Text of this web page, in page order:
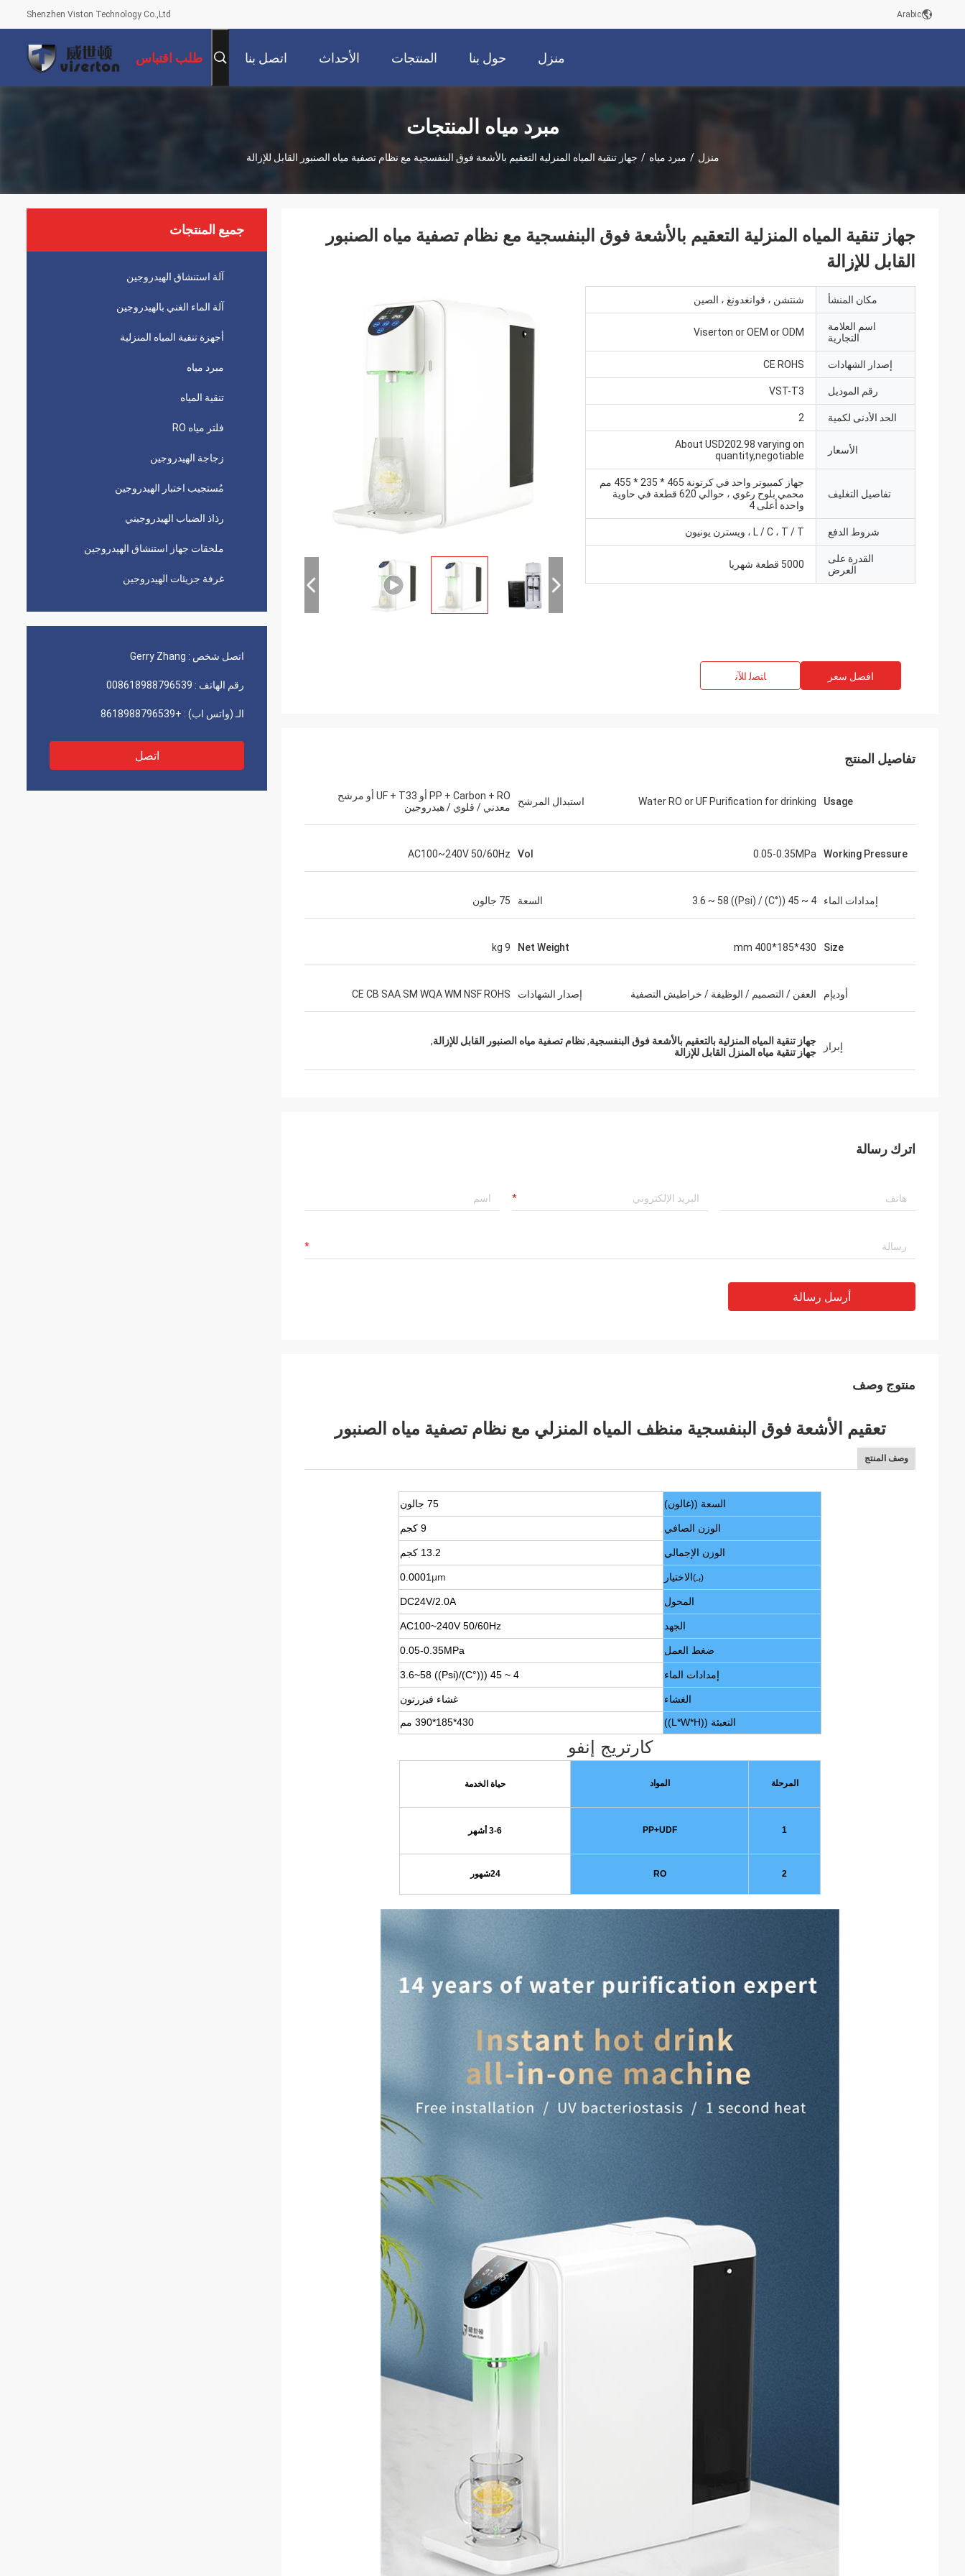
Shenzhen Viston Technology Co.,Ltd Arabic
منزل حول بنا المنتجات الأحداث اتصل بنا طلب اقتباس
مبرد مياه المنتجات
منزل / مبرد مياه / جهاز تنقية المياه المنزلية التعقيم بالأشعة فوق البنفسجية مع نظام تصفية مياه الصنبور القابل للإزالة
جميع المنتجات
آلة استنشاق الهيدروجين
آلة الماء الغني بالهيدروجين
أجهزة تنقية المياه المنزلية
مبرد مياه
تنقية المياه
فلتر مياه RO
زجاجة الهيدروجين
مُستجيب اختبار الهيدروجين
رذاذ الضباب الهيدروجيني
ملحقات جهاز استنشاق الهيدروجين
غرفة جزيئات الهيدروجين
اتصل شخص : Gerry Zhang
رقم الهاتف : 008618988796539
الـ (واتس اب) : +8618988796539
اتصل
جهاز تنقية المياه المنزلية التعقيم بالأشعة فوق البنفسجية مع نظام تصفية مياه الصنبور
القابل للإزالة
مكان المنشأ شنتشن ، قوانغدونغ ، الصين
اسم العلامة
التجارية
Viserton or OEM or ODM
إصدار الشهادات CE ROHS
رقم الموديل VST-T3
الحد الأدنى لكمية 2
الأسعار
About USD202.98 varying on
quantity,negotiable
تفاصيل التغليف
جهاز كمبيوتر واحد في كرتونة 465 * 235 * 455 مم
محمي بلوح رغوي ، حوالي 620 قطعة في حاوية
واحدة أعلى 4
شروط الدفع L / C ، T / T ، ويسترن يونيون
القدرة على
العرض
5000 قطعة شهريا
افضل سعر ﺎﺘﺼﻟ ﺍﻶﻧ
تفاصيل المنتج
Usage
Water RO or UF Purification for drinking استبدال المرشح
PP + Carbon + RO أو UF + T33 أو مرشح
معدني / قلوي / هيدروجين
Working Pressure
0.05-0.35MPa
Vol
AC100~240V 50/60Hz
إمدادات الماء 4 ~ 45 ((°C) / 3.6 ~ 58 ((Psi) السعة 75 جالون
Size
430*185*400 mm
Net Weight
9 kg
أوديإم العفن / التصميم / الوظيفة / خراطيش التصفية إصدار الشهادات CE CB SAA SM WQA WM NSF ROHS
إبراز جهاز تنقية المياه المنزلية بالتعقيم بالأشعة فوق البنفسجية,نظام تصفية مياه الصنبور القابل للإزالة,
جهاز تنقية مياه المنزل القابل للإزالة
اترك رسالة
أرسل رسالة
منتوج وصف
تعقيم الأشعة فوق البنفسجية منظف المياه المنزلي مع نظام تصفية مياه الصنبور
وصف المنتج
السعة ((غالون) 75 جالون
الوزن الصافي 9 كجم
الوزن الإجمالي 13.2 كجم
(بـ)الاختيار 0.0001 μm
المحول DC24V/2.0A
الجهد AC100~240V 50/60Hz
ضغط العمل 0.05-0.35MPa
إمدادات الماء 4 ~ 45 (((
°C
)/3.6~58 ((Psi)
الغشاء
غشاء فيزرتون
التعبئة ((L*W*H))
430*185*390 مم
كارتريج إنفو
المرحلة المواد حياة الخدمة
1
PP+UDF 3-6 أشهر
2
RO
24شهور